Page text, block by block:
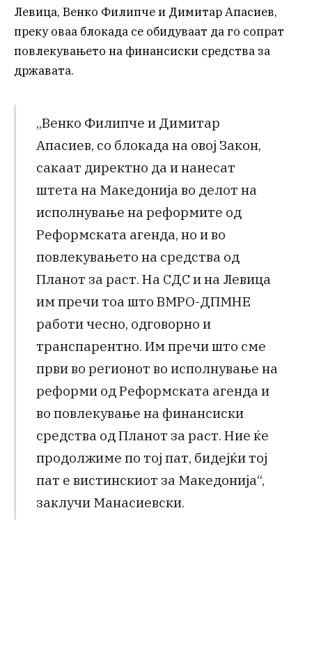
Левица, Венко Филипче и Димитар Апасиев,
преку оваа блокада се обидуваат да го сопрат
повлекувањето на финансиски средства за
државата.
„Венко Филипче и Димитар
Апасиев, со блокада на овој Закон,
сакаат директно да и нанесат
штета на Македонија во делот на
исполнување на реформите од
Реформската агенда, но и во
повлекувањето на средства од
Планот за раст. На СДС и на Левица
им пречи тоа што ВМРО-ДПМНЕ
работи чесно, одговорно и
транспарентно. Им пречи што сме
први во регионот во исполнување на
реформи од Реформската агенда и
во повлекување на финансиски
средства од Планот за раст. Ние ќе
продолжиме по тој пат, бидејќи тој
пат е вистинскиот за Македонија“,
заклучи Манасиевски.